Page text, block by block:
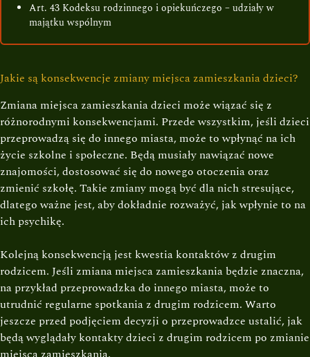
Art. 43 Kodeksu rodzinnego i opiekuńczego – udziały w
majątku wspólnym
Jakie są konsekwencje zmiany miejsca zamieszkania dzieci?
Zmiana miejsca zamieszkania dzieci może wiązać się z
różnorodnymi konsekwencjami. Przede wszystkim, jeśli dzieci
przeprowadzą się do innego miasta, może to wpłynąć na ich
życie szkolne i społeczne. Będą musiały nawiązać nowe
znajomości, dostosować się do nowego otoczenia oraz
zmienić szkołę. Takie zmiany mogą być dla nich stresujące,
dlatego ważne jest, aby dokładnie rozważyć, jak wpłynie to na
ich psychikę.
Kolejną konsekwencją jest kwestia kontaktów z drugim
rodzicem. Jeśli zmiana miejsca zamieszkania będzie znaczna,
na przykład przeprowadzka do innego miasta, może to
utrudnić regularne spotkania z drugim rodzicem. Warto
jeszcze przed podjęciem decyzji o przeprowadzce ustalić, jak
będą wyglądały kontakty dzieci z drugim rodzicem po zmianie